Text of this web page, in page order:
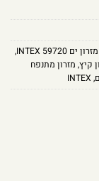
מזרון ים INTEX 59720
,
קיץ, מזרון מתנפח
,
INTEX